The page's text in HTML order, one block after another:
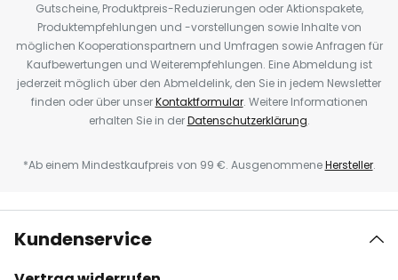
Gutscheine, Produktpreis-Reduzierungen oder Aktionspakete,
Produktempfehlungen und -vorstellungen sowie Inhalte von
möglichen Kooperationspartnern und Umfragen sowie Anfragen für
Kaufbewertungen und Weiterempfehlungen. Eine Abmeldung ist
jederzeit möglich über den Abmeldelink, den Sie in jedem Newsletter
finden oder über unserKontaktformular. Weitere Informationen
erhalten Sie in derDatenschutzerklärung.
*Ab einem Mindestkaufpreis von 99 €. AusgenommeneHersteller.
Kundenservice